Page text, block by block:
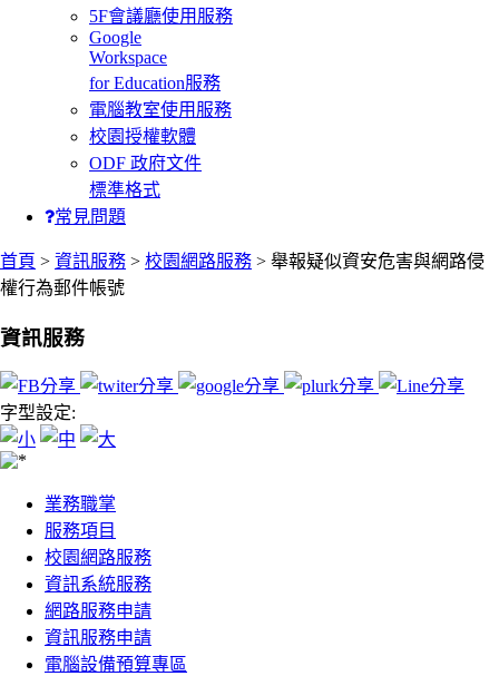
5F會議廳使用服務
Google
Workspace
for Education服務
電腦教室使用服務
校園授權軟體
ODF 政府文件
標準格式
常見問題
首頁 > 資訊服務 > 校園網路服務 > 舉報疑似資安危害與網路侵
權行為郵件帳號
資訊服務
字型設定:
業務職掌
服務項目
校園網路服務
資訊系統服務
網路服務申請
資訊服務申請
電腦設備預算專區